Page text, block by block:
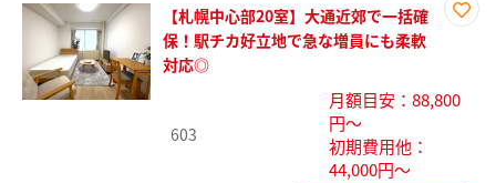
録
【札幌中心部20室】大通近郊で一括確
保！駅チカ好立地で急な増員にも柔軟
対応◎
603
月額目安：88,800
円～
初期費用他：
44,000円～